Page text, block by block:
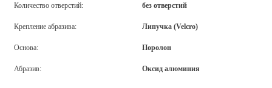
Количество отверстий: без отверстий
Крепление абразива: Липучка (Velcro)
Основа: Поролон
Абразив: Оксид алюминия